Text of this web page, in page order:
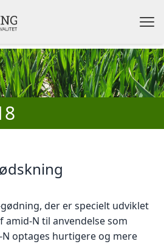
gødning, der er specielt udviklet
N til anvendelse som
optages hurtigere og mere